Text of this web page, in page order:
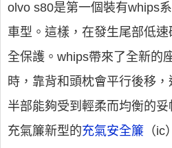
olvo s80是第一個裝有whips
車型。這樣，在發生尾部低
全保護。whips帶來了全新的
時，靠背和頭枕會平行後移
半部能夠受到輕柔而均衡的妥
充氣簾新型的充氣安全簾 （